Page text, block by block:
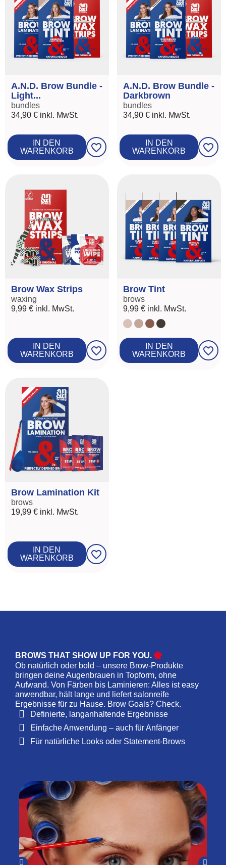
A.N.D. Brow Bundle -
Light...
bundles
34,90 € inkl. MwSt.
IN DEN
WARENKORB
favorite_border
A.N.D. Brow Bundle -
Darkbrown
bundles
34,90 € inkl. MwSt.
IN DEN
WARENKORB
favorite_border
Brow Wax Strips
waxing
9,99 € inkl. MwSt.
IN DEN
WARENKORB
favorite_border
Brow Tint
brows
9,99 € inkl. MwSt.
IN DEN
WARENKORB
favorite_border
Brow Lamination Kit
brows
19,99 € inkl. MwSt.
IN DEN
WARENKORB
favorite_border
BROWS THAT SHOW UP FOR YOU.
Ob natürlich oder bold – unsere Brow-Produkte
bringen deine Augenbrauen in Topform, ohne
Aufwand. Von Färben bis Laminieren: Alles ist easy
anwendbar, hält lange und liefert salonreife
Ergebnisse für zu Hause. Brow Goals? Check.
Definierte, langanhaltende Ergebnisse
Einfache Anwendung – auch für Anfänger
Für natürliche Looks oder Statement-Brows